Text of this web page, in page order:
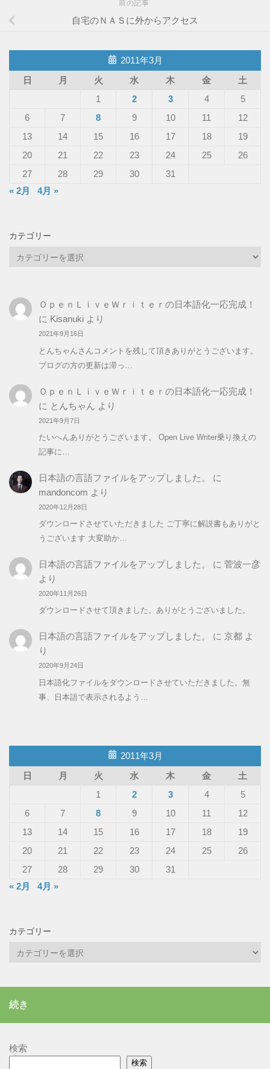
前の記事
自宅のＮＡＳに外からアクセス
2011年3月
日
月 火 水 木 金
土
1
2 3 4
5
6
7 8 9 10 11
12
13
14 15 16 17 18
19
20
21 22 23 24 25
26
27
28 29 30
31
« 2月
4月 »
カテゴリー
リ
ー
ＯｐｅｎＬｉｖｅＷｒｉｔｅｒの日本語化一応完成！
に Kisanukiより
2021年9月16日
とんちゃんさんコメントを残して頂きありがとうございます。
ブログの方の更新は滞っ…
ＯｐｅｎＬｉｖｅＷｒｉｔｅｒの日本語化一応完成！
に とんちゃん より
2021年9月7日
たいへんありがとうございます。 Open Live Writer乗り換えの
記事に…
日本語の言語ファイルをアップしました。
に
mandoncom より
2020年12月28日
ダウンロードさせていただきました ご丁寧に解説書もありがと
うございます 大変助か…
日本語の言語ファイルをアップしました。 に 菅波一彦
より
2020年11月26日
ダウンロードさせて頂きました。ありがとうございました。
日本語の言語ファイルをアップしました。 に 京都よ
り
2020年9月24日
日本語化ファイルをダウンロードさせていただきました。無
事、日本語で表示されるよう…
2011年3月
日
月 火 水 木 金
土
1
2 3 4
5
6
7 8 9 10 11
12
13
14 15 16 17 18
19
20
21 22 23 24 25
26
27
28 29 30
31
« 2月
4月 »
カテゴリー
ー
続き
検索
検索